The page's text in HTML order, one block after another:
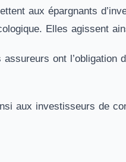
aux épargnants
Elles agissent
ont
aux investisseurs de